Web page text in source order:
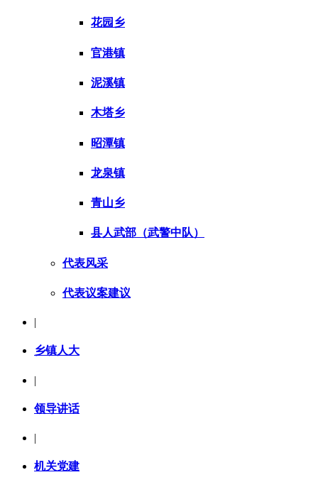
花园乡
官港镇
泥溪镇
木塔乡
昭潭镇
龙泉镇
青山乡
县人武部（武警中队）
代表风采
代表议案建议
|
乡镇人大
|
领导讲话
|
机关党建